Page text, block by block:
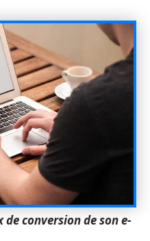
conversion de son e-